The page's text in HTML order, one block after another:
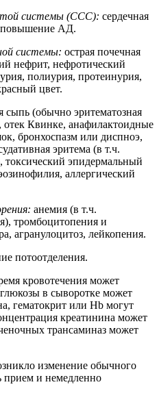
системы (ССС): сердечная
повышение АД.
системы: острая почечная
нефрит, нефротический
полиурия, протеинурия,
цвет.
сыпь (обычно эритематозная
Квинке, анафилактоидные
бронхоспазм или диспноэ,
эритема (в т.ч.
эпидермальный
аллергический
анемия (в т.ч.
тромбоцитопения и
агранулоцитоз, лейкопения.
потоотделения.
кровотечения может
в сыворотке может
гематокрит или Hb могут
креатинина может
трансаминаз может
изменение обычного
прием и немедленно